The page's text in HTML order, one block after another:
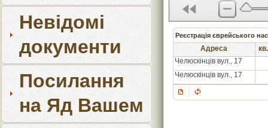
Невідомі
документи
Посилання
на Яд Вашем
Реєстрація єврейського
Адреса
кв.
Челюскінців вул., 17
Челюскінців вул., 17